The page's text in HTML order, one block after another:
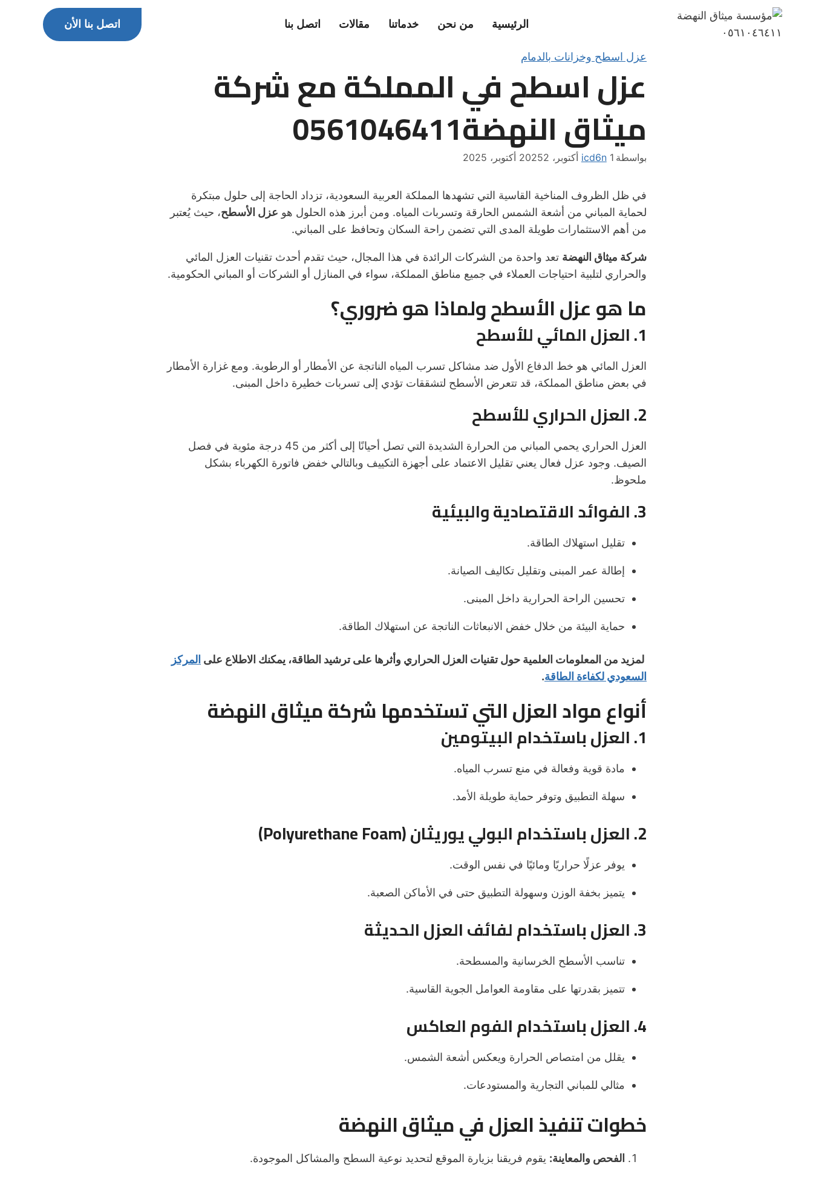
الرئيسية من نحن خدماتنا مقالات اتصل بنا اتصل بنا الأن
عزل اسطح وخزانات بالدمام
عزل اسطح في المملكة مع شركة
ميثاق النهضة0561046411
بواسطة icd6n 1 أكتوبر، 2025 2 أكتوبر، 2025
في ظل الظروف المناخية القاسية التي تشهدها المملكة العربية السعودية، تزداد الحاجة إلى حلول مبتكرة
لحماية المباني من أشعة الشمس الحارقة وتسربات المياه. ومن أبرز هذه الحلول هو عزل الأسطح، حيث يُعتبر
من أهم الاستثمارات طويلة المدى التي تضمن راحة السكان وتحافظ على المباني.
شركة ميثاق النهضة تعد واحدة من الشركات الرائدة في هذا المجال، حيث تقدم أحدث تقنيات العزل المائي
والحراري لتلبية احتياجات العملاء في جميع مناطق المملكة، سواء في المنازل أو الشركات أو المباني الحكومية.
ما هو عزل الأسطح ولماذا هو ضروري؟
1. العزل المائي للأسطح
العزل المائي هو خط الدفاع الأول ضد مشاكل تسرب المياه الناتجة عن الأمطار أو الرطوبة. ومع غزارة الأمطار
في بعض مناطق المملكة، قد تتعرض الأسطح لتشققات تؤدي إلى تسربات خطيرة داخل المبنى.
2. العزل الحراري للأسطح
العزل الحراري يحمي المباني من الحرارة الشديدة التي تصل أحيانًا إلى أكثر من 45 درجة مئوية في فصل
الصيف. وجود عزل فعال يعني تقليل الاعتماد على أجهزة التكييف وبالتالي خفض فاتورة الكهرباء بشكل
ملحوظ.
3. الفوائد الاقتصادية والبيئية
تقليل استهلاك الطاقة.
إطالة عمر المبنى وتقليل تكاليف الصيانة.
تحسين الراحة الحرارية داخل المبنى.
حماية البيئة من خلال خفض الانبعاثات الناتجة عن استهلاك الطاقة.
لمزيد من المعلومات العلمية حول تقنيات العزل الحراري وأثرها على ترشيد الطاقة، يمكنك الاطلاع على المركز
السعودي لكفاءة الطاقة.
أنواع مواد العزل التي تستخدمها شركة ميثاق النهضة
1. العزل باستخدام البيتومين
مادة قوية وفعالة في منع تسرب المياه.
سهلة التطبيق وتوفر حماية طويلة الأمد.
2. العزل باستخدام البولي يوريثان (Polyurethane Foam)
يوفر عزلًا حراريًا ومائيًا في نفس الوقت.
يتميز بخفة الوزن وسهولة التطبيق حتى في الأماكن الصعبة.
3. العزل باستخدام لفائف العزل الحديثة
تناسب الأسطح الخرسانية والمسطحة.
تتميز بقدرتها على مقاومة العوامل الجوية القاسية.
4. العزل باستخدام الفوم العاكس
يقلل من امتصاص الحرارة ويعكس أشعة الشمس.
مثالي للمباني التجارية والمستودعات.
خطوات تنفيذ العزل في ميثاق النهضة
الفحص والمعاينة: يقوم فريقنا بزيارة الموقع لتحديد نوعية السطح والمشاكل الموجودة.